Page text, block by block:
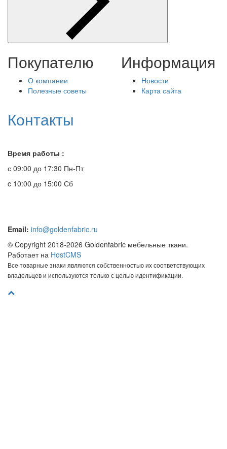
Покупателю
О компании
Полезные советы
Информация
Новости
Карта сайта
Контакты
Время работы :
с 09:00 до 17:30 Пн-Пт
c 10:00 до 15:00 Сб
Email: info@goldenfabric.ru
© Copyright 2018-2026 Goldenfabric мебельные ткани.
Работает на HostCMS
Все товарные знаки являются собственностью их соответствующих
владельцев и используются только с целью идентификации.